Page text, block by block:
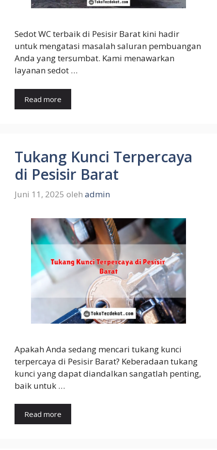
Sedot WC terbaik di Pesisir Barat kini hadir
untuk mengatasi masalah saluran pembuangan
Anda yang tersumbat. Kami menawarkan
layanan sedot …
Read more
Tukang Kunci Terpercaya
di Pesisir Barat
Juni 11, 2025 oleh admin
Apakah Anda sedang mencari tukang kunci
terpercaya di Pesisir Barat? Keberadaan tukang
kunci yang dapat diandalkan sangatlah penting,
baik untuk …
Read more